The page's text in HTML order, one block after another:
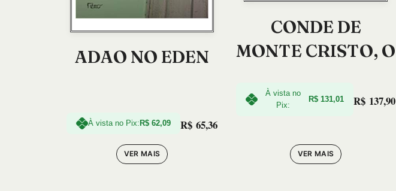
ADAO NO EDEN
À vista no Pix: R$ 62,09 R$ 65,36
VER MAIS
CONDE DE
MONTE CRISTO, O
À vista no
Pix:
R$ 131,01 R$ 137,90
VER MAIS